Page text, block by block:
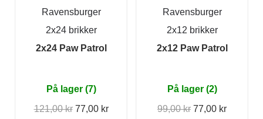
Ravensburger
2x24 brikker
2x24 Paw Patrol
På lager (7)
121,00 kr 77,00 kr
Ravensburger
2x12 brikker
2x12 Paw Patrol
På lager (2)
99,00 kr 77,00 kr